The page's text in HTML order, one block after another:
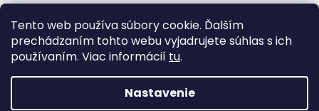
Tento web používa súbory cookie. Ďalším
prechádzaním tohto webu vyjadrujete súhlas s ich
používaním. Viac informácií tu.
Nastavenie